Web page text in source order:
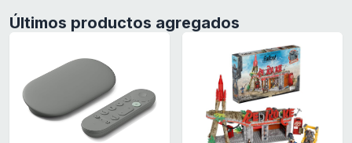
Últimos productos agregados